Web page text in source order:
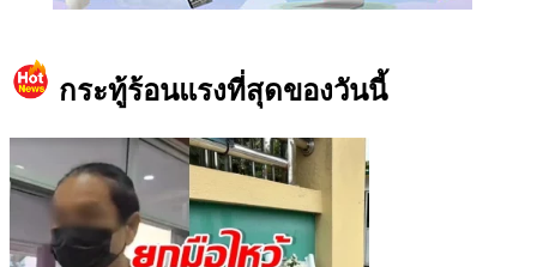
กระทู้ร้อนแรงที่สุดของวันนี้